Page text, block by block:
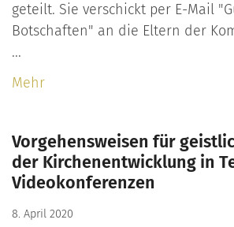
geteilt. Sie verschickt per E-Mail
Botschaften" an die Eltern der
...
Mehr
Vorgehensweisen für
der Kirchenentwicklung in
Videokonferenzen
8. April 2020